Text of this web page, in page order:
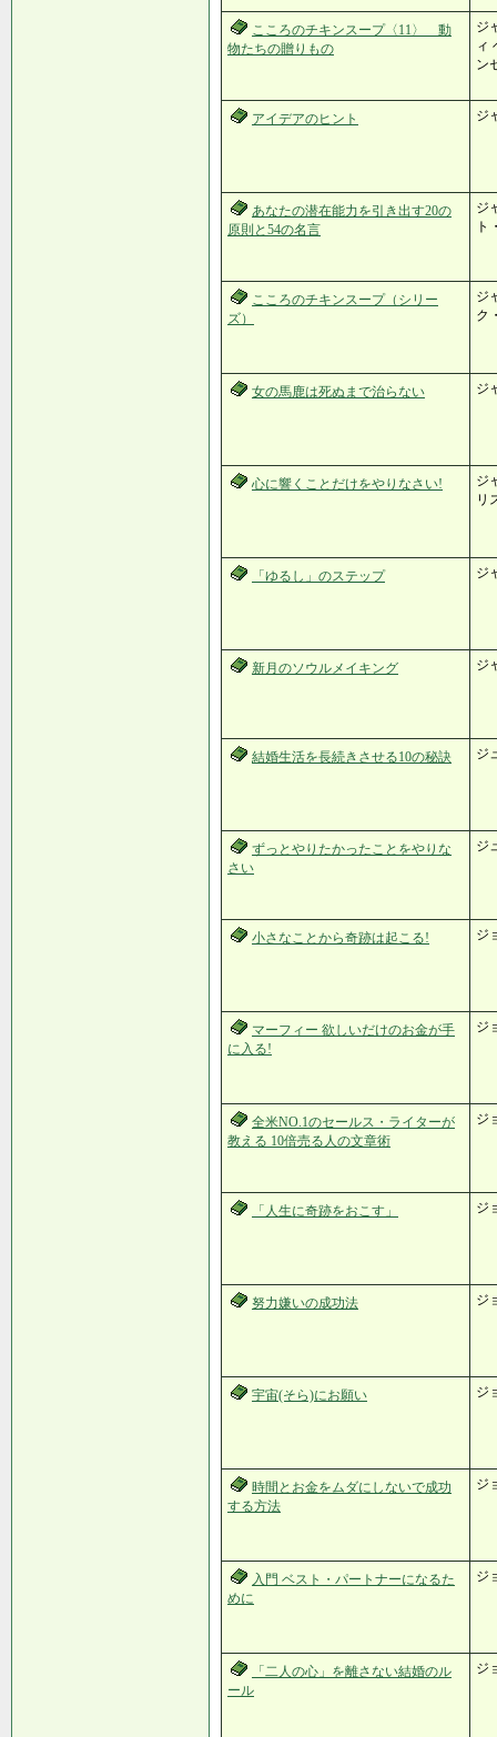
こころのチキンスープ〈11〉 動
物たちの贈りもの
ジ
ィ
ン
アイデアのヒント ジ
あなたの潜在能力を引き出す20の
原則と54の名言
ジ
ト
こころのチキンスープ（シリー
ズ）
ジ
ク
女の馬鹿は死ぬまで治らない ジ
心に響くことだけをやりなさい!
ジ
リ
「ゆるし」のステップ ジ
新月のソウルメイキング ジ
結婚生活を長続きさせる10の秘訣 ジ
ずっとやりたかったことをやりな
さい
ジ
小さなことから奇跡は起こる! ジ
マーフィー 欲しいだけのお金が手
に入る!
ジ
全米NO.1のセールス・ライターが
教える 10倍売る人の文章術
ジ
「人生に奇跡をおこす」 ジ
努力嫌いの成功法 ジ
宇宙(そら)にお願い ジ
時間とお金をムダにしないで成功
する方法
ジ
入門 ベスト・パートナーになるた
めに
ジ
「二人の心」を離さない結婚のル
ール
ジ